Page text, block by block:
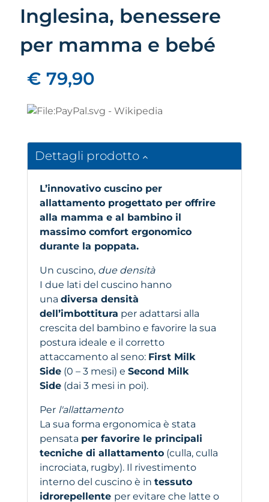
Inglesina, benessere
per mamma e bebé
€ 79,90
Dettagli prodotto
L’innovativo cuscino per
allattamento progettato per offrire
alla mamma e al bambino il
massimo comfort ergonomico
durante la poppata.
Un cuscino, due densità
I due lati del cuscino hanno
una diversa densità
dell’imbottitura per adattarsi alla
crescita del bambino e favorire la sua
postura ideale e il corretto
attaccamento al seno: First Milk
Side (0 – 3 mesi) e Second Milk
Side (dai 3 mesi in poi).
Per l'allattamento
La sua forma ergonomica è stata
pensata per favorire le principali
tecniche di allattamento (culla, culla
incrociata, rugby). Il rivestimento
interno del cuscino è in tessuto
idrorepellente per evitare che latte o